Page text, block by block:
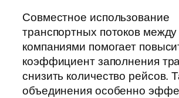
Совместное использование
транспортных потоков между
компаниями помогает
коэффициент заполнения
снизить количество рейсов.
объединения особенно